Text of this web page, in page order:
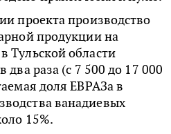
проекта производство
продукции на
Тульской области
два раза (с 7 500 до 17 000
доля ЕВРАЗа в
ванадиевых
15%.